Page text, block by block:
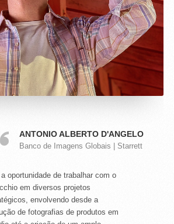
ANTONIO ALBERTO D'ANGELO
Banco de Imagens Globais | Starrett
oportunidade de trabalhar com o
em diversos projetos
envolvendo desde a
de fotografias de produtos em
JULIA COLOMBO
Imagens Oficiais de Produtos | SEMP
TCL
foi responsável pelas fotos
produtos do portfólio
seu período na SEMP TCL,
eletroportáteis e eletrônicos. Seu